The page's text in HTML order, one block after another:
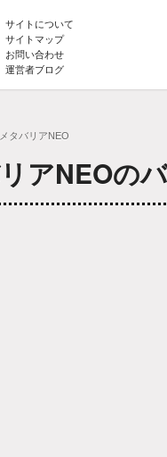
サイトについて
サイトマップ
お問い合わせ
運営者ブログ
タバリアNEO
アNEOの